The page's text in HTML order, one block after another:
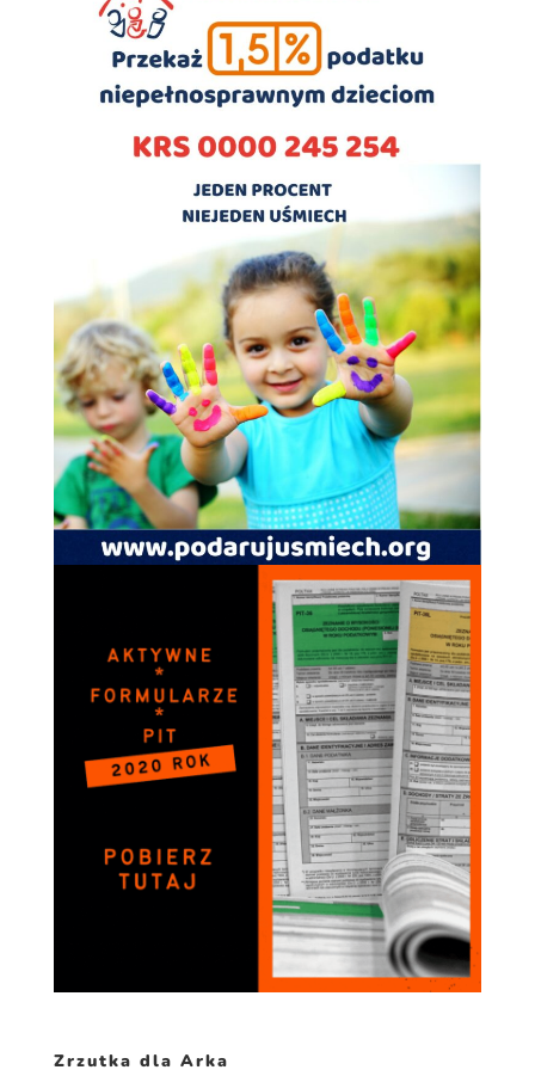
Zrzutka dla Arka
Doświadczenie
Aby nasza strona
internetowa
działała jak
twojego przejścia
na nią. Jeśli
cookie, niektóre
funkcje znikną
ze strony
internetowej.
Marketing
Udostępniając
swoje
zainteresowania i
zachowania
podczas
odwiedzania naszej
strony, zwiększasz
szansę na
zobaczenie
spersonalizowanych
treści i ofert.